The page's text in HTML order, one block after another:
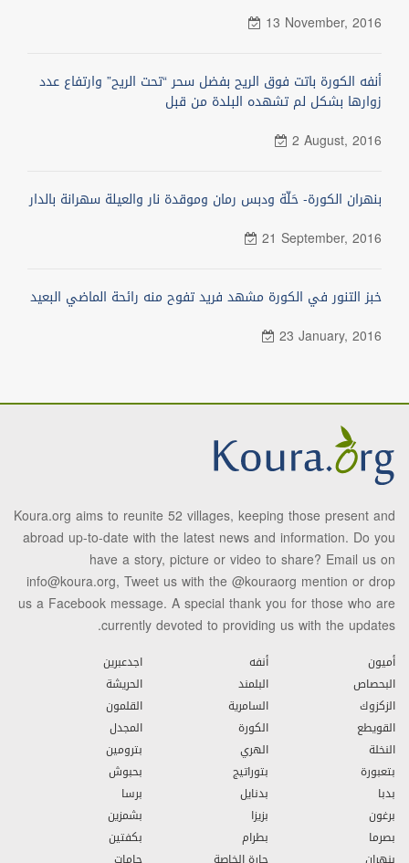
13 November, 2016
أنفه الكورة باتت فوق الريح بفضل سحر “تحت الريح” وارتفاع عدد
زوارها بشكل لم تشهده البلدة من قبل
2 August, 2016
بنهران الكورة- حَلّة ودبس رمان وموقدة نار والعيلة سهرانة بالدار
21 September, 2016
خبز التنور في الكورة مشهد فريد تفوح منه رائحة الماضي البعيد
23 January, 2016
Koura.org aims to reunite 52 villages, keeping those present and
abroad up-to-date with the latest news and information. Do you
have a story, picture or video to share? Email us on
info@koura.org, Tweet us with the @kouraorg mention or drop
us a Facebook message. A special thank you for those who are
currently devoted to providing us with the updates.
أميون أنفه
اجدعبرين
البحصاص
البلمند
الحريشة
الزكزوك
السامرية
القلمون
القويطع
الكورة
المجدل
النخلة
الهري
بترومين
بتعبورة
بتوراتيج
بحبوش
بدبا
بدنايل
برسا
برغون
بزيزا
بشمزين
بصرما
بطرام
بكفتين